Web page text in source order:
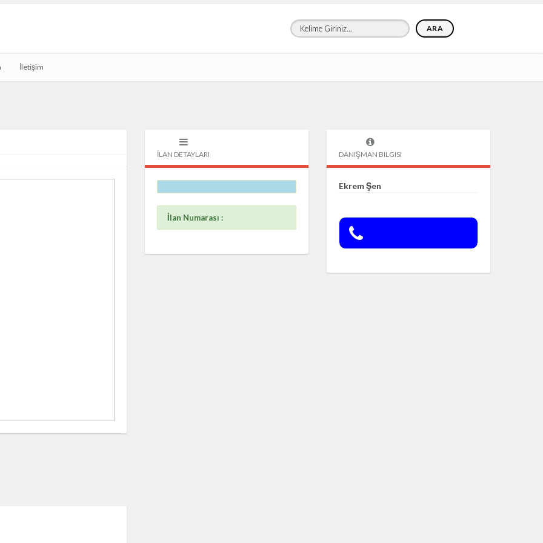
ARA
İletişim
İLAN DETAYLARI
İlan Numarası :
DANIŞMAN BILGISI
Ekrem Şen